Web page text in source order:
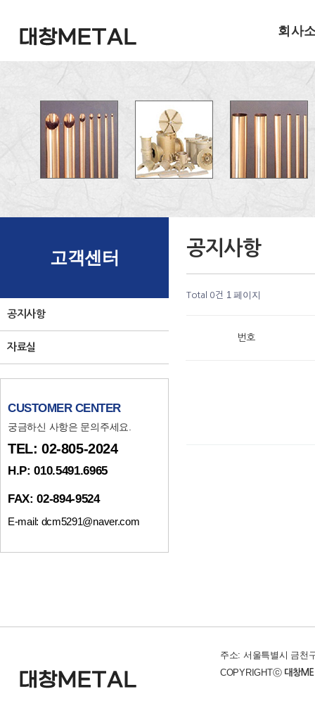
회사
고객센터
공지사항
자료실
CUSTOMER CENTER
궁금하신 사항은 문의주세요.
TEL: 02-805-2024
H.P: 010.5491.6965
FAX: 02-894-9524
E-mail: dcm5291@naver.com
공지사항
Total 0건 1 페이지
번호
주소: 서울특별시 금천
COPYRIGHTⓒ대창